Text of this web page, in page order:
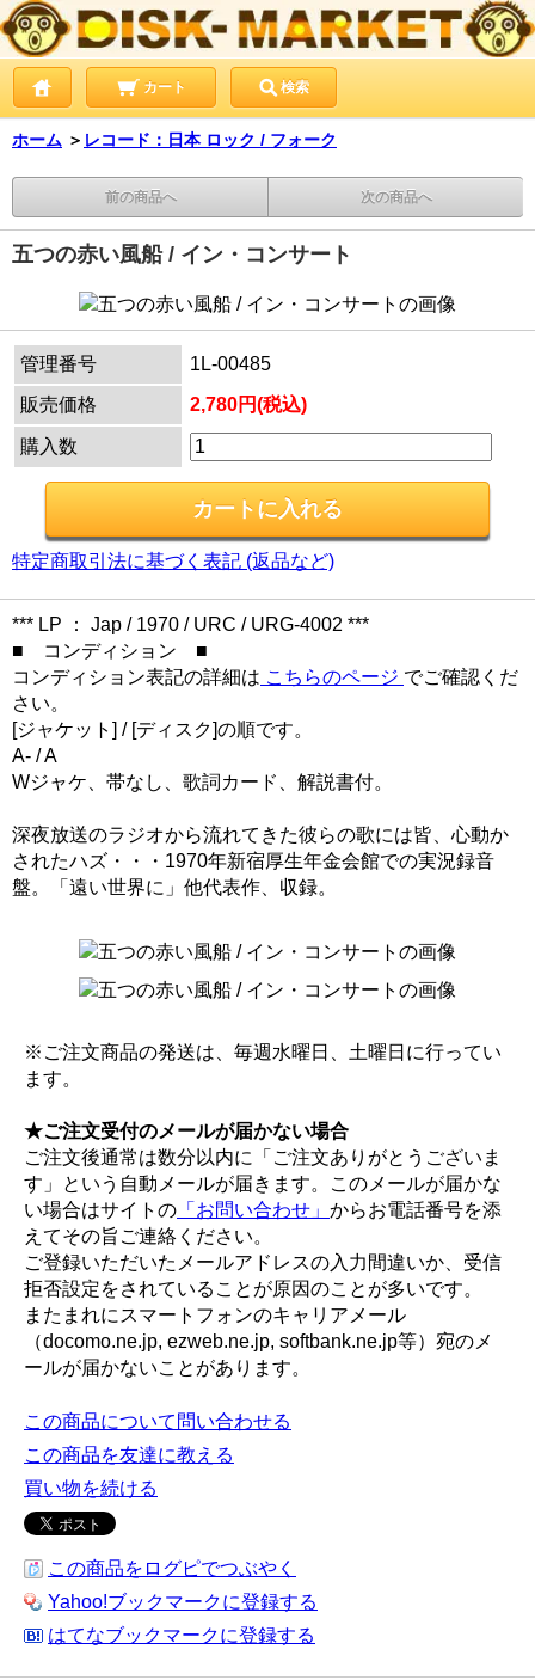
カート 検索
ホーム ＞ レコード：日本 ロック / フォーク
前の商品へ 次の商品へ
五つの赤い風船 / イン・コンサート
管理番号
1L-00485
販売価格
2,780円(税込)
購入数
特定商取引法に基づく表記 (返品など)
*** LP ： Jap / 1970 / URC / URG-4002 ***
■ コンディション ■
コンディション表記の詳細は こちらのページ でご確認くだ
さい。
[ジャケット] / [ディスク]の順です。
A- / A
Wジャケ、帯なし、歌詞カード、解説書付。
深夜放送のラジオから流れてきた彼らの歌には皆、心動か
されたハズ・・・1970年新宿厚生年金会館での実況録音
盤。「遠い世界に」他代表作、収録。
※ご注文商品の発送は、毎週水曜日、土曜日に行ってい
ます。
★ご注文受付のメールが届かない場合
ご注文後通常は数分以内に「ご注文ありがとうございま
す」という自動メールが届きます。このメールが届かな
い場合はサイトの 「お問い合わせ」 からお電話番号を添
えてその旨ご連絡ください。
ご登録いただいたメールアドレスの入力間違いか、受信
拒否設定をされていることが原因のことが多いです。
またまれにスマートフォンのキャリアメール
（docomo.ne.jp, ezweb.ne.jp, softbank.ne.jp等）宛のメ
ールが届かないことがあります。
この商品について問い合わせる
この商品を友達に教える
買い物を続ける
この商品をログピでつぶやく
Yahoo!ブックマークに登録する
はてなブックマークに登録する